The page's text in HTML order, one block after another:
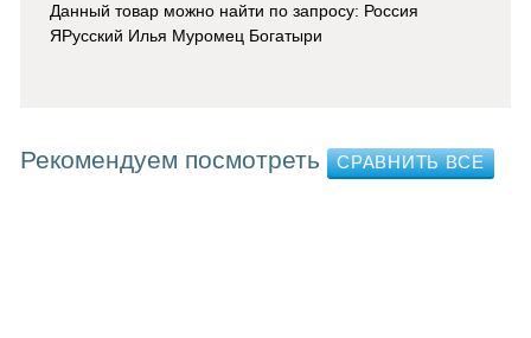
Данный товар можно найти по запросу: Россия
ЯРусский Илья Муромец Богатыри
Рекомендуем посмотреть